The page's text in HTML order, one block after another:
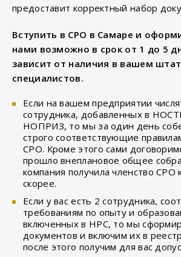
предоставит корректный набор
Вступить в СРО в Самаре и
нами возможно в срок от 1 до 5
зависит от наличия в вашем
специалистов.
Если на вашем предприятии
сотрудника, добавленных в
НОПРИЗ, то мы за один день
строго соответствующие
СРО. Кроме этого сами
прошло внеплановое общее
компания получила членство СРО
скорее.
Если у вас есть 2 сотрудника,
требованиям по опыту и
включенных в НРС, то мы
документов и включим их в
после этого получим для вас